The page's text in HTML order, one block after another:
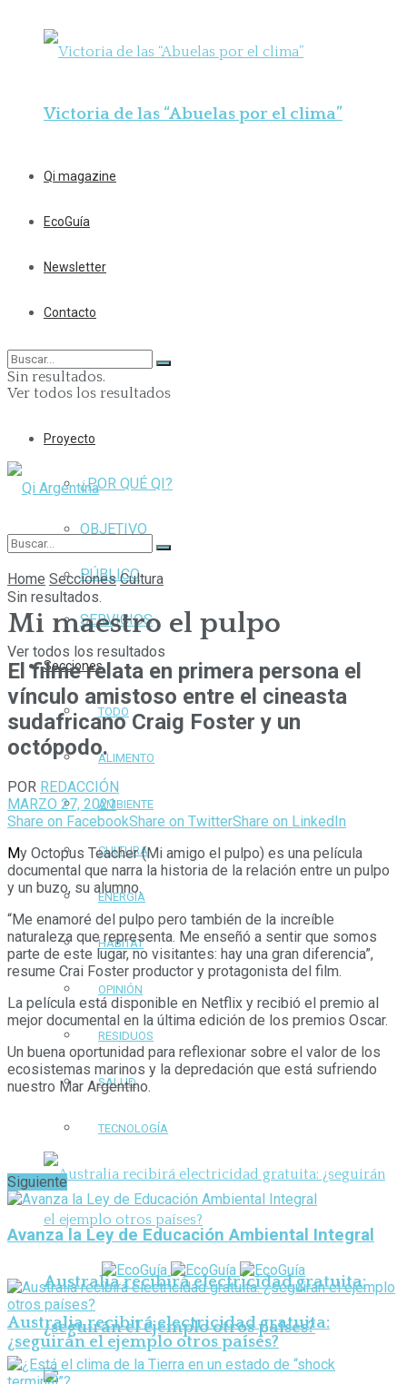
Victoria de las “Abuelas por el clima”
Qi magazine
EcoGuía
Newsletter
Contacto
Sin resultados.
Ver todos los resultados
Proyecto
¿POR QUÉ QI?
OBJETIVO
PÚBLICO
SERVICIOS
Secciones
TODO
ALIMENTO
AMBIENTE
CULTURA
ENERGÍA
HÁBITAT
OPINIÓN
RESIDUOS
SALUD
TECNOLOGÍA
Australia recibirá electricidad gratuita:
¿seguirán el ejemplo otros países?
Sin resultados.
Ver todos los resultados
Home Secciones Cultura
Mi maestro el pulpo
El filme relata en primera persona el
vínculo amistoso entre el cineasta
sudafricano Craig Foster y un
octópodo.
POR REDACCIÓN
MARZO 27, 2021
Share on FacebookShare on TwitterShare on LinkedIn
My Octopus Teacher (Mi amigo el pulpo) es una película
documental que narra la historia de la relación entre un pulpo
y un buzo, su alumno.
“Me enamoré del pulpo pero también de la increíble
naturaleza que representa. Me enseñó a sentir que somos
parte de este lugar, no visitantes: hay una gran diferencia”,
resume Crai Foster productor y protagonista del film.
La película está disponible en Netflix y recibió el premio al
mejor documental en la última edición de los premios Oscar.
Un buena oportunidad para reflexionar sobre el valor de los
ecosistemas marinos y la depredación que está sufriendo
nuestro Mar Argentino.
Siguiente
Avanza la Ley de Educación Ambiental Integral
Australia recibirá electricidad gratuita:
¿seguirán el ejemplo otros países?